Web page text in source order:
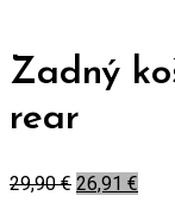
Zadný
rear
29,90€ 26,91 €